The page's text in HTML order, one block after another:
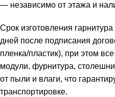
— независимо от этажа и
Срок изготовления
дней после подписания
пленка/пластик), при этом
модули, фурнитура,
от пыли и влаги, что
транспортировке.